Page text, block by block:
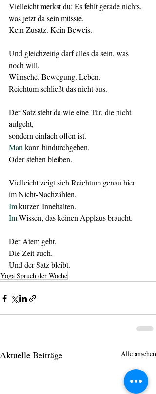
Vielleicht merkst du: Es fehlt gerade nichts,
was jetzt da sein müsste.
Kein Zusatz. Kein Beweis.
Und gleichzeitig darf alles da sein, was
noch will.
Wünsche. Bewegung. Leben.
Reichtum schließt das nicht aus.
Der Satz steht da wie eine Tür, die nicht
aufgeht,
sondern einfach offen ist.
Man kann hindurchgehen.
Oder stehen bleiben.
Vielleicht zeigt sich Reichtum genau hier:
im Nicht-Nachzählen.
Im kurzen Innehalten.
Im Wissen, das keinen Applaus braucht.
Der Atem geht.
Die Zeit auch.
Und der Satz bleibt.
Yoga Spruch der Woche
Aktuelle Beiträge Alle ansehen